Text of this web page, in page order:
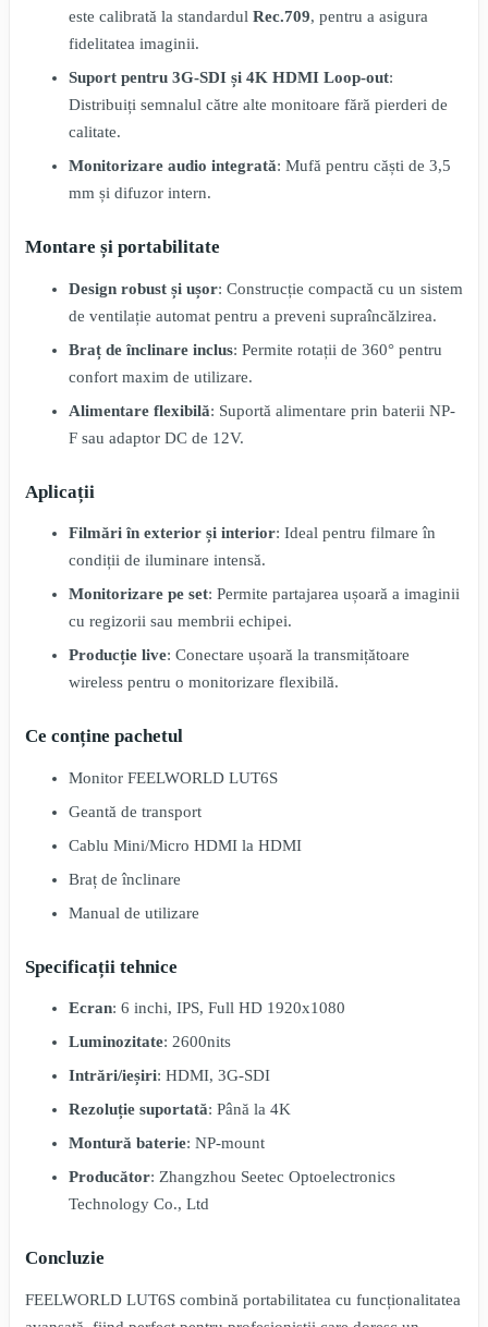
este calibrată la standardul Rec.709, pentru a asigura
fidelitatea imaginii.
Suport pentru 3G-SDI și 4K HDMI Loop-out:
Distribuiți semnalul către alte monitoare fără pierderi de
calitate.
Monitorizare audio integrată: Mufă pentru căști de 3,5
mm și difuzor intern.
Montare și portabilitate
Design robust și ușor: Construcție compactă cu un sistem
de ventilație automat pentru a preveni supraîncălzirea.
Braț de înclinare inclus: Permite rotații de 360° pentru
confort maxim de utilizare.
Alimentare flexibilă: Suportă alimentare prin baterii NP-
F sau adaptor DC de 12V.
Aplicații
Filmări în exterior și interior: Ideal pentru filmare în
condiții de iluminare intensă.
Monitorizare pe set: Permite partajarea ușoară a imaginii
cu regizorii sau membrii echipei.
Producție live: Conectare ușoară la transmițătoare
wireless pentru o monitorizare flexibilă.
Ce conține pachetul
Monitor FEELWORLD LUT6S
Geantă de transport
Cablu Mini/Micro HDMI la HDMI
Braț de înclinare
Manual de utilizare
Specificații tehnice
Ecran: 6 inchi, IPS, Full HD 1920x1080
Luminozitate: 2600nits
Intrări/ieșiri: HDMI, 3G-SDI
Rezoluție suportată: Până la 4K
Montură baterie: NP-mount
Producător: Zhangzhou Seetec Optoelectronics
Technology Co., Ltd
Concluzie
FEELWORLD LUT6S combină portabilitatea cu funcționalitatea